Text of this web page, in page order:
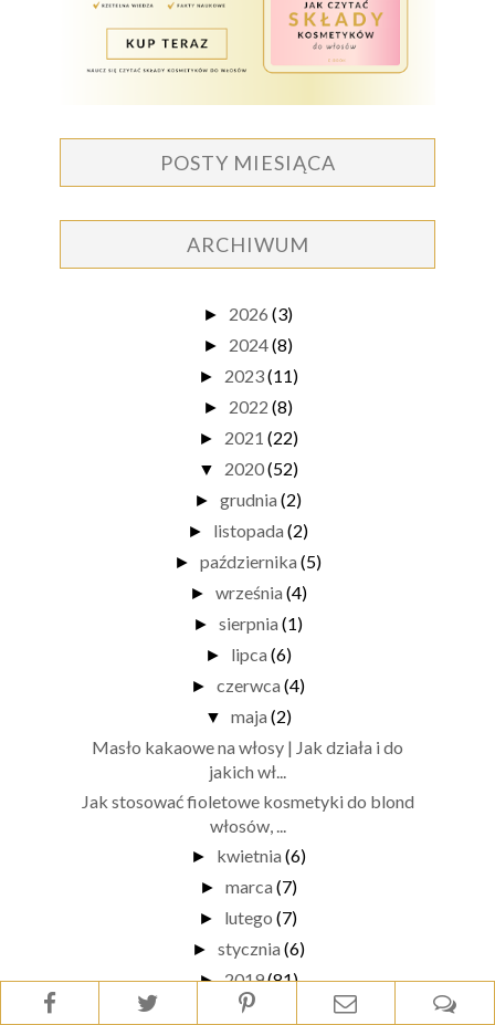
POSTY MIESIĄCA
ARCHIWUM
► 2026 (3)
► 2024(8)
► 2023(11)
► 2022 (8)
► 2021 (22)
▼ 2020(52)
► grudnia (2)
► listopada (2)
► października (5)
► września (4)
► sierpnia (1)
► lipca (6)
► czerwca (4)
▼ maja (2)
Masło kakaowe na włosy | Jak działa i do
jakich wł...
Jak stosować fioletowe kosmetyki do blond
włosów, ...
► kwietnia (6)
► marca (7)
► lutego (7)
► stycznia (6)
►2019(81)
2018